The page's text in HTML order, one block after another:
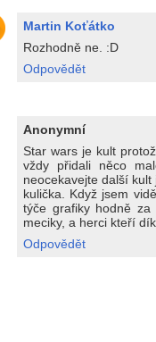
Martin Koťátko
Rozhodně ne. :D
Odpovědět
Anonymní
Star wars je kult
vždy přidali něco
neocekavejte další
kulička. Když jsem
týče grafiky hodně za
meciky, a herci kteří
Odpovědět